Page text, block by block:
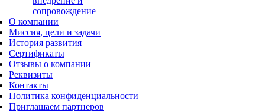
сопровождение
О компании
Миссия, цели и задачи
История развития
Сертификаты
Отзывы о компании
Реквизиты
Контакты
Политика конфиденциальности
Приглашаем партнеров